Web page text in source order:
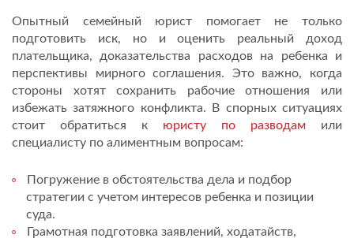
Опытный семейный юрист помогает не только
подготовить иск, но и оценить реальный доход
плательщика, доказательства расходов на ребенка и
перспективы мирного соглашения. Это важно, когда
стороны хотят сохранить рабочие отношения или
избежать затяжного конфликта. В спорных ситуациях
стоит обратиться к юристу по разводам или
специалисту по алиментным вопросам:
Погружение в обстоятельства дела и подбор
стратегии с учетом интересов ребенка и позиции
суда.
Грамотная подготовка заявлений, ходатайств,